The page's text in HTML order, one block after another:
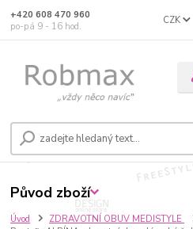
CZK
+420 608 470 960
po-pá 9 - 16 hod.
Úvod ZDRAVOTNÍ OBUV MEDISTYLE
Původ zboží